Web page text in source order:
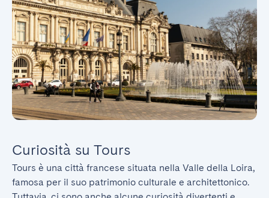
Curiosità su Tours
Tours è una città francese situata nella Valle della Loira,
famosa per il suo patrimonio culturale e architettonico.